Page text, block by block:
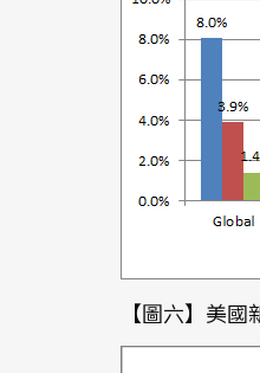
【圖六】美